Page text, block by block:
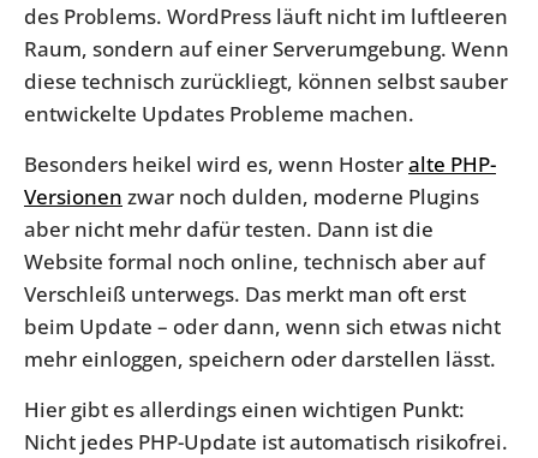
des Problems. WordPress läuft nicht im luftleeren
Raum, sondern auf einer Serverumgebung. Wenn
diese technisch zurückliegt, können selbst sauber
entwickelte Updates Probleme machen.
Besonders heikel wird es, wenn Hosteralte PHP-
Versionen zwar noch dulden, moderne Plugins
aber nicht mehr dafür testen. Dann ist die
Website formal noch online, technisch aber auf
Verschleiß unterwegs. Das merkt man oft erst
beim Update – oder dann, wenn sich etwas nicht
mehr einloggen, speichern oder darstellen lässt.
Hier gibt es allerdings einen wichtigen Punkt:
Nicht jedes PHP-Update ist automatisch risikofrei.